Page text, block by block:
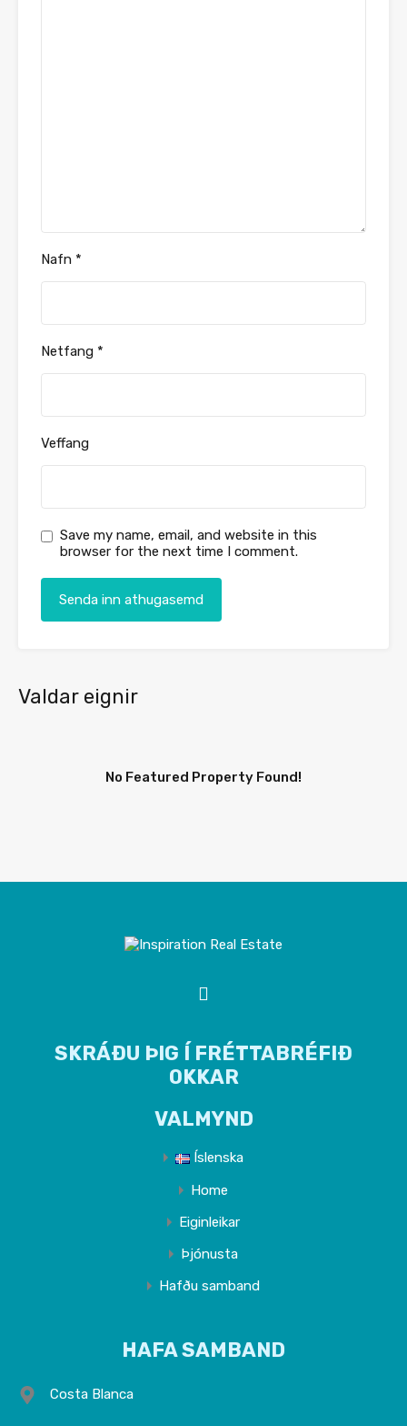
Nafn *
Netfang *
Veffang
Save my name, email, and website in this
browser for the next time I comment.
Valdar eignir
No Featured Property Found!
SKRÁÐU ÞIG Í FRÉTTABRÉFIÐ
OKKAR
VALMYND
Íslenska
Home
Eiginleikar
Þjónusta
Hafðu samband
HAFA SAMBAND
Costa Blanca